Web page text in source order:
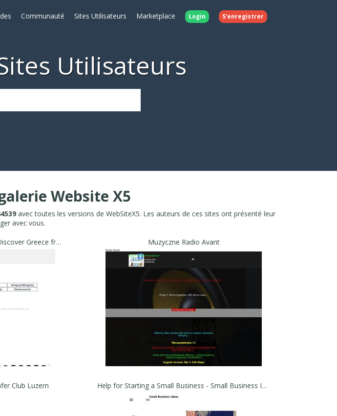
Communauté Sites Utilisateurs Marketplace Login S'enregistrer
Utilisateurs
Website X5
avec toutes les versions de WebSiteX5. Les auteurs de ces sites ont présenté leur
avec vous.
Αρχική σελίδα - SkylandGreece | Discover Greece from Above Muzyczne Radio Avant
Club Luzern Help for Starting a Small Business - Small Business Ideas for Aspiring Entrepreneurs